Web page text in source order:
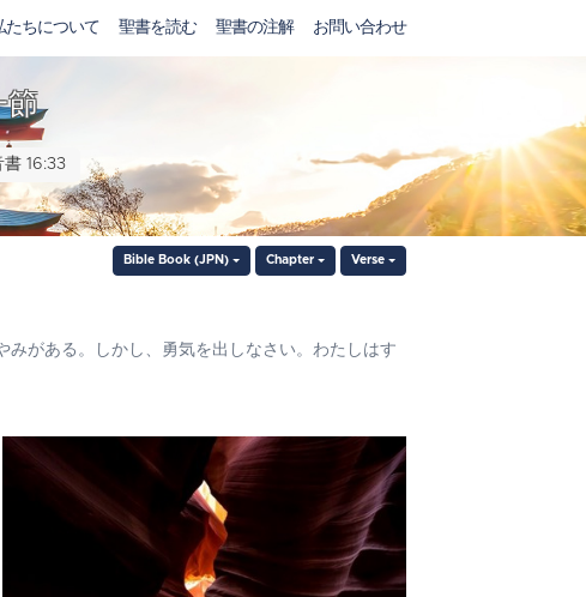
たちについて 聖書を読む 聖書の注解 お問い合わせ
節
書 16:33
Bible Book (JPN) Chapter Verse
がある。しかし、勇気を出しなさい。わたしはす